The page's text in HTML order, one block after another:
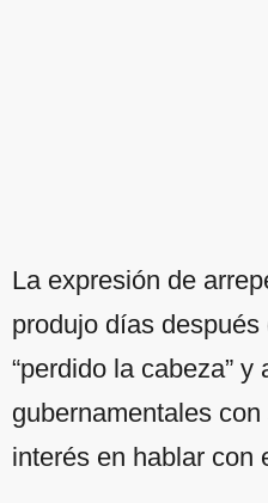
La expresión de
produjo días
“perdido la cabeza”
gubernamentales
interés en hablar con